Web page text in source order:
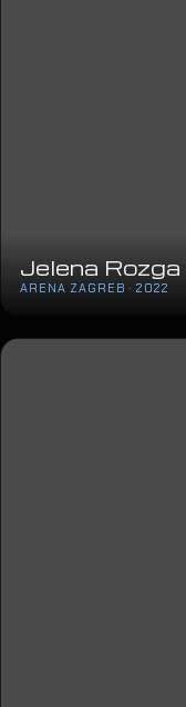
Jelena Rozga
ARENA ZAGREB · 2022